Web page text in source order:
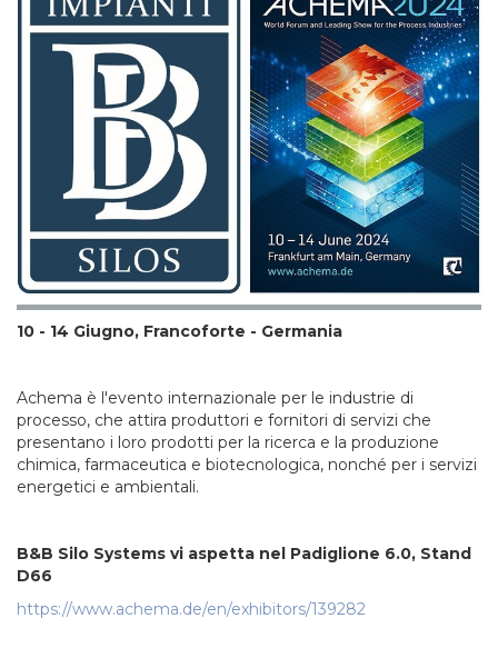
10 - 14 Giugno, Francoforte - Germania
Achema è l'evento internazionale per le industrie di
processo, che attira produttori e fornitori di servizi che
presentano i loro prodotti per la ricerca e la produzione
chimica, farmaceutica e biotecnologica, nonché per i servizi
energetici e ambientali.
B&B Silo Systems vi aspetta nel Padiglione 6.0, Stand
D66
https://www.achema.de/en/exhibitors/139282